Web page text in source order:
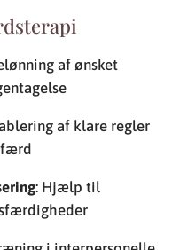
af ønsket
af klare regler
: Hjælp til